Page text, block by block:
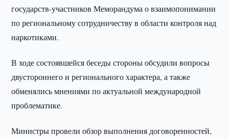
государств-участников Меморандума о взаимопонимании
по региональному сотрудничеству в области контроля над
наркотиками.
В ходе состоявшейся беседы стороны обсудили вопросы
двустороннего и регионального характера, а также
обменялись мнениями по актуальной международной
проблематике.
Министры провели обзор выполнения договоренностей,